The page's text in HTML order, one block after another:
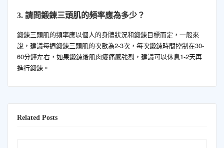
3. 請問鍛鍊三頭肌的頻率應為多少？
鍛鍊三頭肌的頻率應以個人的身體狀況和鍛鍊目標而定，一般來
說，建議每週鍛鍊三頭肌的次數為2-3次，每次鍛鍊時間控制在30-
60分鐘左右，如果鍛鍊後肌肉痠痛感強烈，建議可以休息1-2天再
進行鍛鍊。
Related Posts